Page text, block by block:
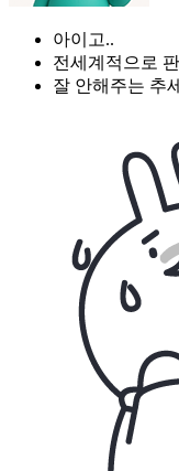
아이고..
전세계적으로
잘 안해주는 추